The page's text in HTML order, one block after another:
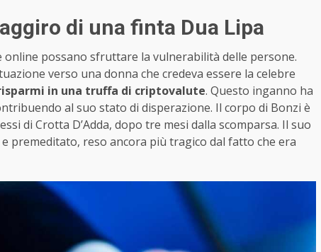
di una finta Dua Lipa
possano sfruttare la vulnerabilità delle persone.
verso una donna che credeva essere la celebre
in una truffa di criptovalute. Questo inganno ha
al suo stato di disperazione. Il corpo di Bonzi è
di Crotta D’Adda, dopo tre mesi dalla scomparsa. Il suo
premeditato, reso ancora più tragico dal fatto che era